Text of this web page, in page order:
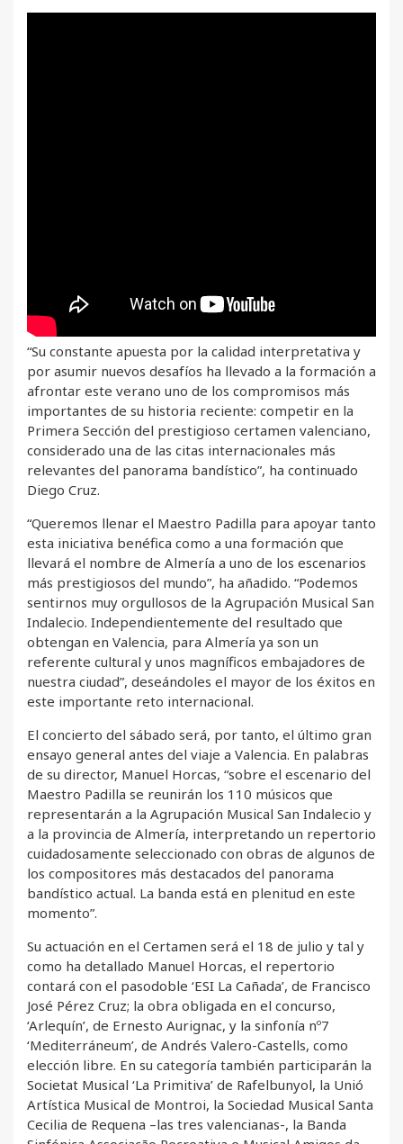
“Su constante apuesta por la calidad interpretativa y
por asumir nuevos desafíos ha llevado a la formación a
afrontar este verano uno de los compromisos más
importantes de su historia reciente: competir en la
Primera Sección del prestigioso certamen valenciano,
considerado una de las citas internacionales más
relevantes del panorama bandístico”, ha continuado
Diego Cruz.
“Queremos llenar el Maestro Padilla para apoyar tanto
esta iniciativa benéfica como a una formación que
llevará el nombre de Almería a uno de los escenarios
más prestigiosos del mundo”, ha añadido. “Podemos
sentirnos muy orgullosos de la Agrupación Musical San
Indalecio. Independientemente del resultado que
obtengan en Valencia, para Almería ya son un
referente cultural y unos magníficos embajadores de
nuestra ciudad”, deseándoles el mayor de los éxitos en
este importante reto internacional.
El concierto del sábado será, por tanto, el último gran
ensayo general antes del viaje a Valencia. En palabras
de su director, Manuel Horcas, “sobre el escenario del
Maestro Padilla se reunirán los 110 músicos que
representarán a la Agrupación Musical San Indalecio y
a la provincia de Almería, interpretando un repertorio
cuidadosamente seleccionado con obras de algunos de
los compositores más destacados del panorama
bandístico actual. La banda está en plenitud en este
momento”.
Su actuación en el Certamen será el 18 de julio y tal y
como ha detallado Manuel Horcas, el repertorio
contará con el pasodoble ‘ESI La Cañada’, de Francisco
José Pérez Cruz; la obra obligada en el concurso,
‘Arlequín’, de Ernesto Aurignac, y la sinfonía nº7
‘Mediterráneum’, de Andrés Valero-Castells, como
elección libre. En su categoría también participarán la
Societat Musical ‘La Primitiva’ de Rafelbunyol, la Unió
Artística Musical de Montroi, la Sociedad Musical Santa
Cecilia de Requena –las tres valencianas-, la Banda